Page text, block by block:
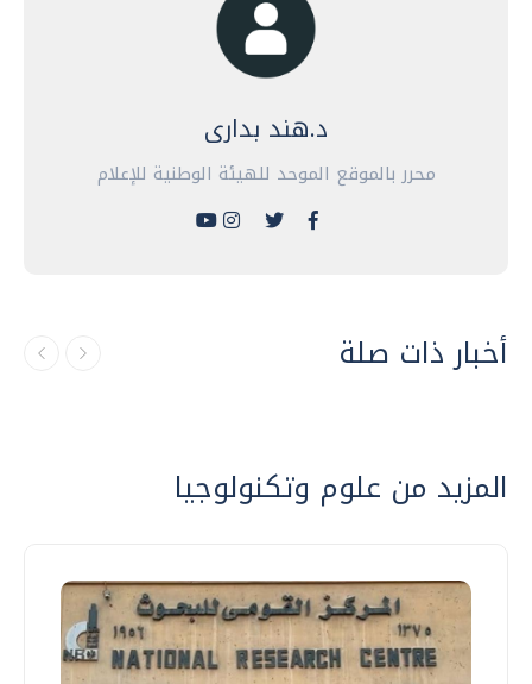
د.هند بدارى
محرر بالموقع الموحد للهيئة الوطنية للإعلام
أخبار ذات صلة
المزيد من علوم وتكنولوجيا